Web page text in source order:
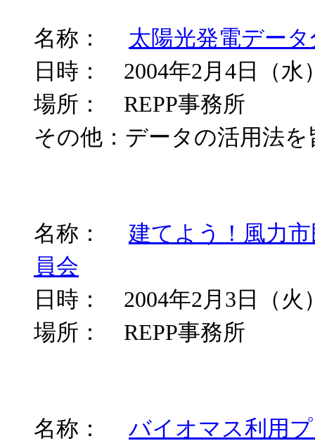
名称：
太陽光発電デー
日時： 2004年2月4日（水
場所： REPP事務所
その他：データの活用法
名称：
建てよう！風力
員会
日時： 2004年2月3日（火
場所： REPP事務所
名称：
バイオマス利用